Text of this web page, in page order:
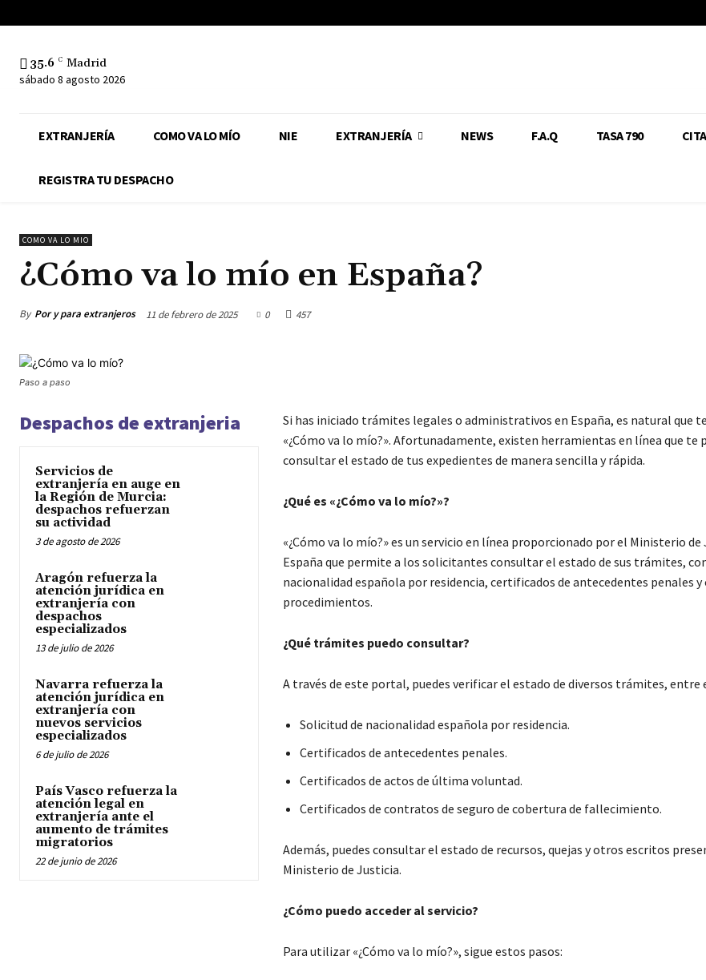
35.6 C Madrid
sábado 8 agosto 2026
EXTRANJERÍA COMO VA LO MÍO NIE EXTRANJERÍA NEWS F.A.Q TASA 790
REGISTRA TU DESPACHO
COMO VA LO MIO
¿Cómo va lo mío en España?
By Por y para extranjeros 11 de febrero de 2025 0 457
Paso a paso
Despachos de extranjeria
Servicios de
extranjería en auge en
la Región de Murcia:
despachos refuerzan
su actividad
3 de agosto de 2026
Aragón refuerza la
atención jurídica en
extranjería con
despachos
especializados
13 de julio de 2026
Navarra refuerza la
atención jurídica en
extranjería con
nuevos servicios
especializados
6 de julio de 2026
País Vasco refuerza la
atención legal en
extranjería ante el
aumento de trámites
migratorios
22 de junio de 2026
Si has iniciado trámites legales o administrativos en España, es natural que
«¿Cómo va lo mío?». Afortunadamente, existen herramientas en línea que te
consultar el estado de tus expedientes de manera sencilla y rápida.
¿Qué es «¿Cómo va lo mío?»?
«¿Cómo va lo mío?» es un servicio en línea proporcionado por el Ministerio de
España que permite a los solicitantes consultar el estado de sus trámites,
nacionalidad española por residencia, certificados de antecedentes penales
procedimientos.
¿Qué trámites puedo consultar?
A través de este portal, puedes verificar el estado de diversos trámites, entre
Solicitud de nacionalidad española por residencia.
Certificados de antecedentes penales.
Certificados de actos de última voluntad.
Certificados de contratos de seguro de cobertura de fallecimiento.
Además, puedes consultar el estado de recursos, quejas y otros escritos
Ministerio de Justicia.
¿Cómo puedo acceder al servicio?
Para utilizar «¿Cómo va lo mío?», sigue estos pasos: